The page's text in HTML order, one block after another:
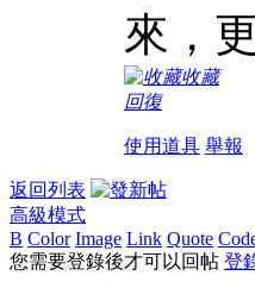
來，
收藏
回復
使用道具 舉報
返回列表
高級模式
B Color Image Link Quote
您需要登錄後才可以回帖 登